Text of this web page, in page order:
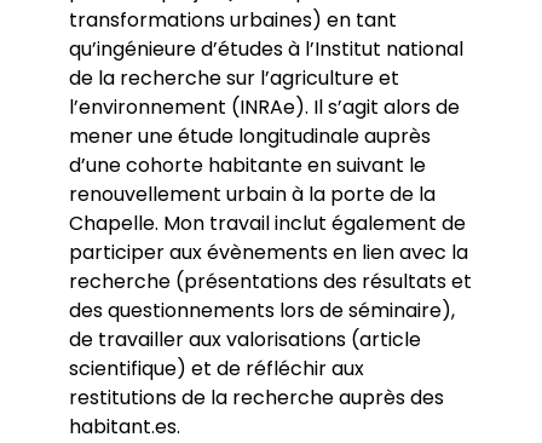
transformations urbaines) en tant
qu’ingénieure d’études à l’Institut national
de la recherche sur l’agriculture et
l’environnement (INRAe). Il s’agit alors de
mener une étude longitudinale auprès
d’une cohorte habitante en suivant le
renouvellement urbain à la porte de la
Chapelle. Mon travail inclut également de
participer aux évènements en lien avec la
recherche (présentations des résultats et
des questionnements lors de séminaire),
de travailler aux valorisations (article
scientifique) et de réfléchir aux
restitutions de la recherche auprès des
habitant.es.